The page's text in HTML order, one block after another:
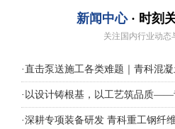
新闻中心· 时刻
关注国内行业动态
·直击泵送施工各类难题｜青科混
· 以设计铸根基，以工艺筑品质——
·深耕专项装备研发 青科重工钢纤